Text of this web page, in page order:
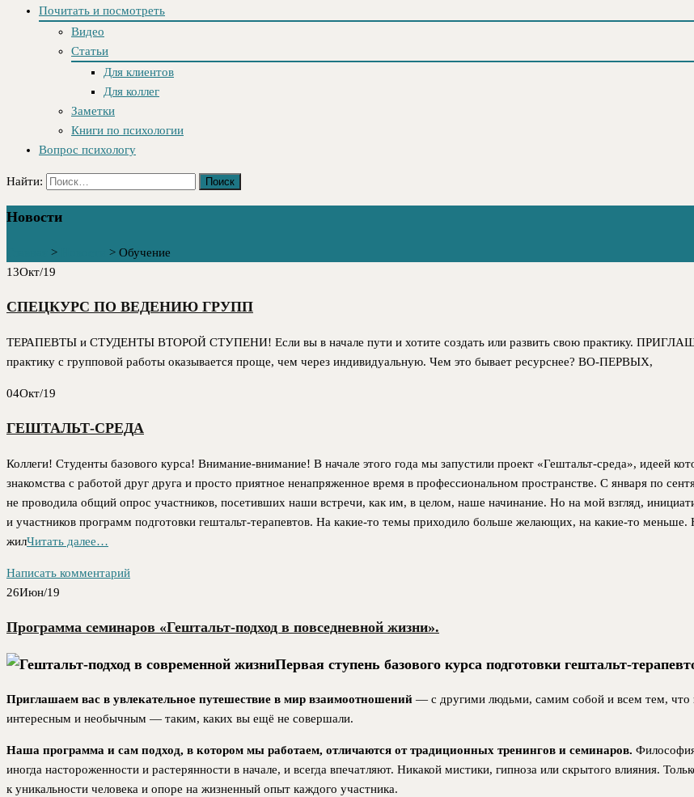
Почитать и посмотреть
Видео
Статьи
Для клиентов
Для коллег
Заметки
Книги по психологии
Вопрос психологу
Найти:
Новости
> > Обучение
13Окт/19
СПЕЦКУРС ПО ВЕДЕНИЮ ГРУПП
ТЕРАПЕВТЫ и СТУДЕНТЫ ВТОРОЙ СТУПЕНИ! Если вы в начале пути и хотите создать или развить свою практику.
практику с групповой работы оказывается проще, чем через индивидуальную. Чем это бывает ресурснее? ВО-ПЕРВЫХ,
04Окт/19
ГЕШТАЛЬТ-СРЕДА
Коллеги! Студенты базового курса! Внимание-внимание! В начале этого года мы запустили проект «Гештальт-среда», идеей
знакомства с работой друг друга и просто приятное ненапряженное время в профессиональном пространстве. С января по
не проводила общий опрос участников, посетивших наши встречи, как им, в целом, наше начинание. Но на мой взгляд,
и участников программ подготовки гештальт-терапевтов. На какие-то темы приходило больше желающих, на какие-то
жилЧитать далее…
Написать комментарий
26Июн/19
Программа семинаров «Гештальт-подход в повседневной жизни».
Первая ступень базового курса подготовки гештальт-
Приглашаем вас в увлекательное путешествие в мир взаимоотношений — с другими людьми, самим собой и всем тем, что
интересным и необычным — таким, каких вы ещё не совершали.
Наша программа и сам подход, в котором мы работаем, отличаются от традиционных тренингов и семинаров.
иногда настороженности и растерянности в начале, и всегда впечатляют. Никакой мистики, гипноза или скрытого влияния.
к уникальности человека и опоре на жизненный опыт каждого участника.